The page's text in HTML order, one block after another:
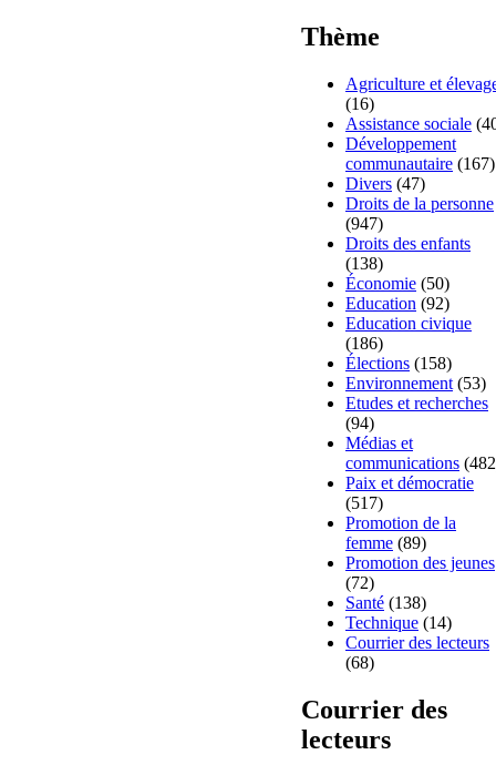
Thème
Agriculture et
(16)
Assistance sociale
Développement
communautaire (167)
Divers (47)
Droits de la personne
(947)
Droits des enfants
(138)
Économie (50)
Education (92)
Education civique
(186)
Élections (158)
Environnement (53)
Etudes et recherches
(94)
Médias et
communications
Paix et démocratie
(517)
Promotion de la
femme (89)
Promotion des jeunes
(72)
Santé (138)
Technique (14)
Courrier des lecteurs
(68)
Courrier des
lecteurs